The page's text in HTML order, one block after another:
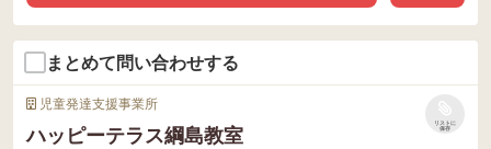
まとめて問い合わせする
児童発達支援事業所
ハッピーテラス綱島教室
リストに
保存